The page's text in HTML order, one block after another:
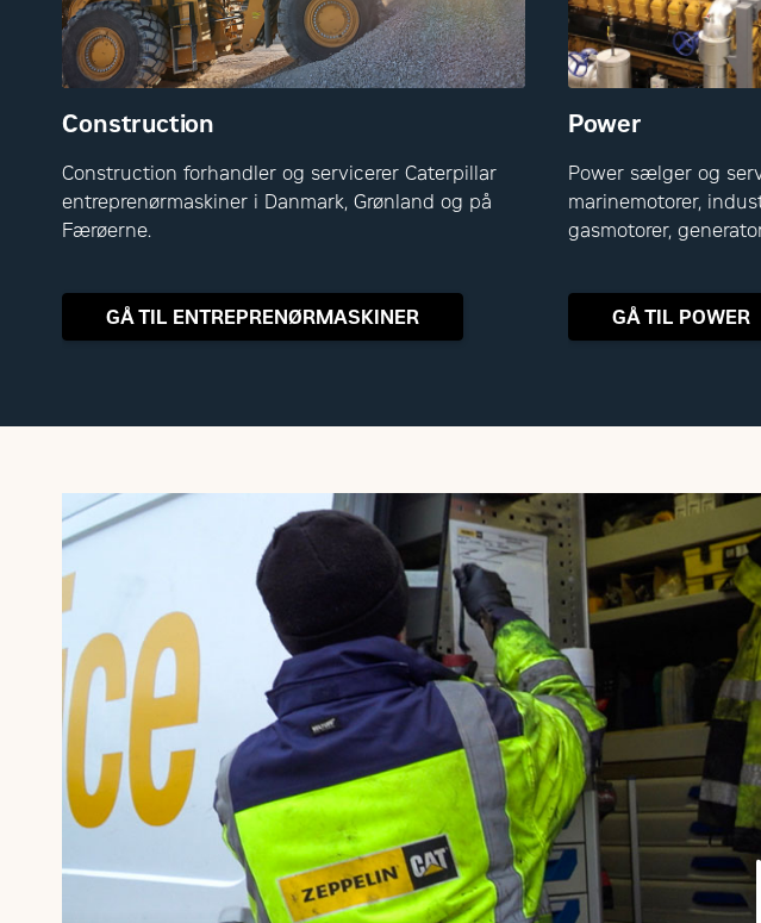
Construction
Construction forhandler og servicerer Caterpillar
entreprenørmaskiner i Danmark, Grønland og på
Færøerne.
GÅ TIL ENTREPRENØRMASKINER
Power
Power sælger og
marinemotorer,
gasmotorer,
GÅ TIL POWER